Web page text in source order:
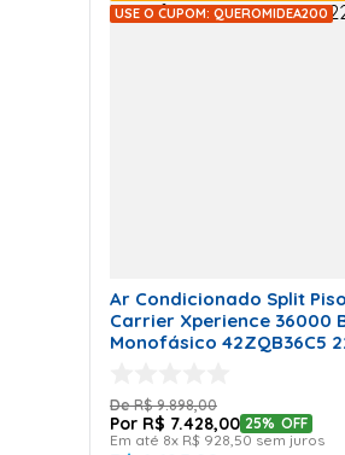
USE O CUPOM: QUEROMIDEA200
Ar Condicionado Split Piso Teto
Carrier Xperience 36000
Monofásico 42ZQB36C5
R$ 9.898,00
R$ 7.428,00 25% OFF
Em até 8x R$ 928,50 sem juros